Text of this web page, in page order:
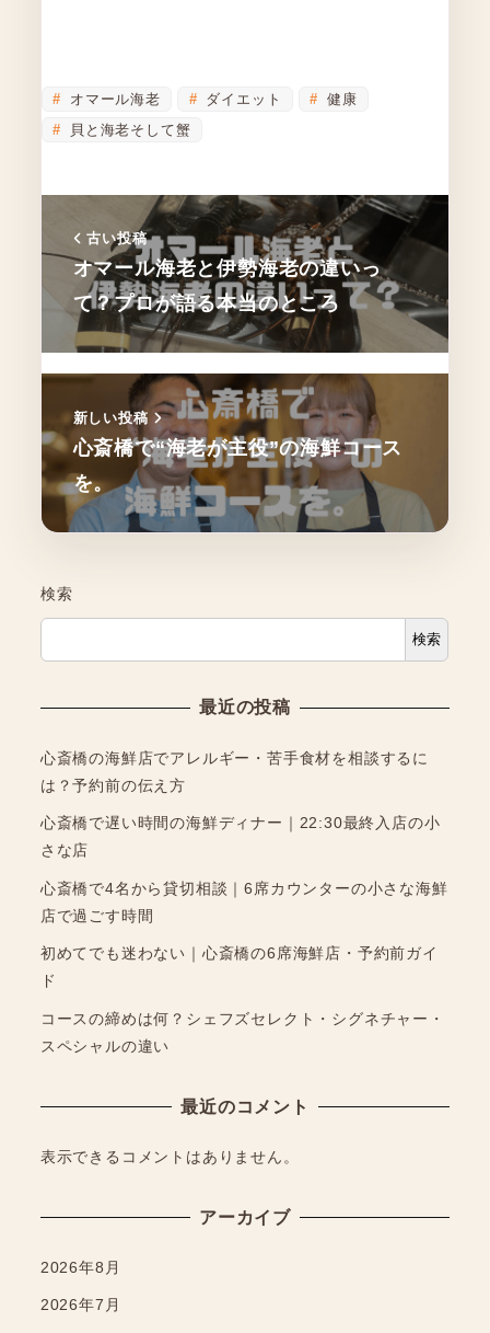
オマール海老 ダイエット
健康
貝と海老そして蟹
古い投稿
オマール海老と伊勢海老の違いっ
て？プロが語る本当のところ
新しい投稿
心斎橋で“海老が主役”の海鮮コース
を。
検索
検索
最近の投稿
心斎橋の海鮮店でアレルギー・苦手食材を相談するに
は？予約前の伝え方
心斎橋で遅い時間の海鮮ディナー｜22:30最終入店の小
さな店
心斎橋で4名から貸切相談｜6席カウンターの小さな海鮮
店で過ごす時間
初めてでも迷わない｜心斎橋の6席海鮮店・予約前ガイ
ド
コースの締めは何？シェフズセレクト・シグネチャー・
スペシャルの違い
最近のコメント
表示できるコメントはありません。
アーカイブ
2026年8月
2026年7月